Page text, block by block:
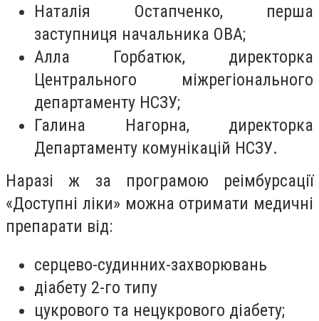
Наталія Остапченко, перша
заступниця начальника ОВА;
Алла Горбатюк, директорка
Центрального міжрегіонального
департаменту НСЗУ;
Галина Нагорна, директорка
Департаменту комунікацій НСЗУ.
Наразі ж за програмою реімбурсації
«Доступні ліки» можна отримати медичні
препарати від:
серцево-судинних-захворювань
діабету 2-го типу
цукрового та нецукрового діабету;